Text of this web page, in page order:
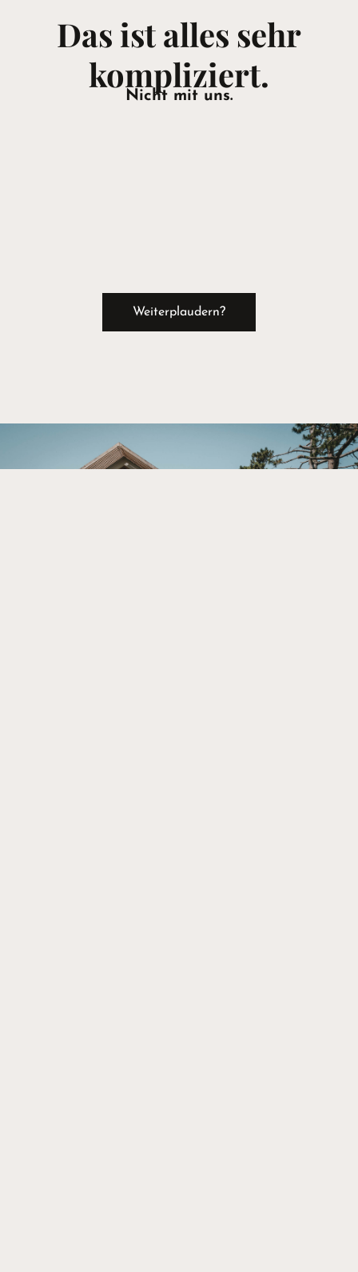
Das ist alles sehr
kompliziert.
Nicht mit uns.
Weiterplaudern?